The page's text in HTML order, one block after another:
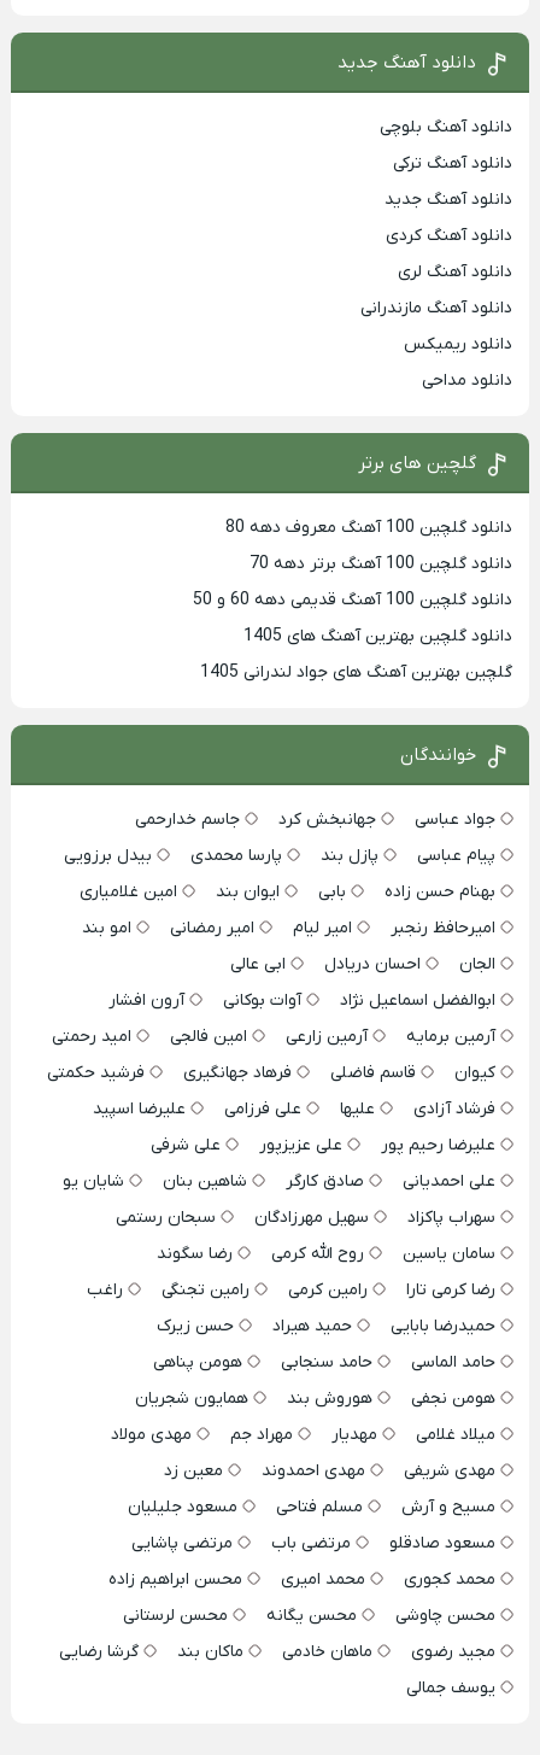
دانلود آهنگ جدید
دانلود آهنگ بلوچی
دانلود آهنگ ترکی
دانلود آهنگ جدید
دانلود آهنگ کردی
دانلود آهنگ لری
دانلود آهنگ مازندرانی
دانلود ریمیکس
دانلود مداحی
گلچین های برتر
دانلود گلچین 100 آهنگ معروف دهه 80
دانلود گلچین 100 آهنگ برتر دهه 70
دانلود گلچین 100 آهنگ قدیمی دهه 60 و 50
دانلود گلچین بهترین آهنگ های 1405
گلچین بهترین آهنگ های جواد لندرانی 1405
خوانندگان
جواد عباسی جهانبخش کرد
جاسم خدارحمی
پیام عباسی
پازل بند پارسا محمدی
بیدل برزویی
بهنام حسن زاده
بابی ایوان بند
امین غلامیاری
امیرحافظ رنجبر
امیر لیام امیر رمضانی
امو بند
الجان
احسان دریادل
ابی عالی
ابوالفضل اسماعیل نژاد
آوات بوکانی
آرون افشار
آرمین برمایه
آرمین زارعی امین فالجی
امید رحمتی
کیوان
قاسم فاضلی فرهاد جهانگیری
فرشید حکمتی
فرشاد آزادی
علیها علی فرزامی
علیرضا اسپید
علیرضا رحیم پور
علی عزیزپور
علی شرفی
علی احمدیانی
صادق کارگر شاهین بنان
شایان یو
سهراب پاکزاد
سهیل مهرزادگان
سبحان رستمی
سامان یاسین
روح الله کرمی
رضا سگوند
رضا کرمی تارا
رامین کرمی رامین تجنگی
راغب
حمیدرضا بابایی
حمید هیراد
حسن زیرک
حامد الماسی
حامد سنجابی
هومن پناهی
هومن نجفی
هوروش بند
همایون شجریان
میلاد غلامی
مهدیار مهراد جم
مهدی مولاد
مهدی شریفی
مهدی احمدوند
معین زد
مسیح و آرش
مسلم فتاحی
مسعود جلیلیان
مسعود صادقلو
مرتضی باب
مرتضی پاشایی
محمد کجوری
محمد امیری
محسن ابراهیم زاده
محسن چاوشی
محسن یگانه
محسن لرستانی
مجید رضوی
ماهان خادمی ماکان بند
گرشا رضایی
یوسف جمالی